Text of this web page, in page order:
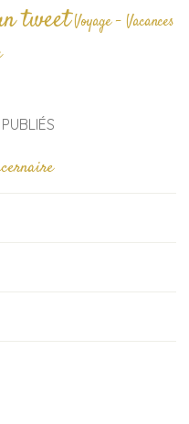
tweetVoyage - Vacances